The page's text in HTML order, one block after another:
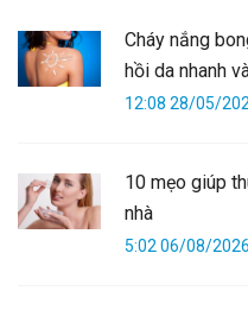
Cháy nắng
hồi da nhanh
12:08 28/05/
10 mẹo giúp
nhà
5:02 06/08/2026